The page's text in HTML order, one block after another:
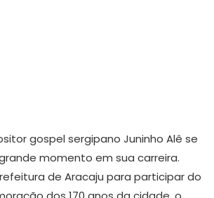
gospel sergipano Juninho Alê se
momento em sua carreira.
de Aracaju para participar do